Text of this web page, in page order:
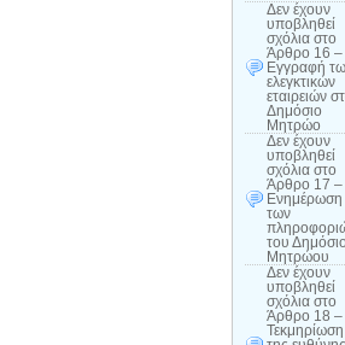
Δεν έχουν
υποβληθεί
σχόλια στο
Άρθρο 16 –
Εγγραφή
ελεγκτικών
εταιρειών
Δημόσιο
Μητρώο
Δεν έχουν
υποβληθεί
σχόλια στο
Άρθρο 17 –
Ενημέρωση
των
του
Μητρώου
Δεν έχουν
υποβληθεί
σχόλια στο
Άρθρο 18 –
Τεκμηρίωση